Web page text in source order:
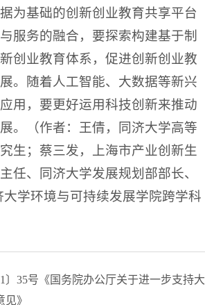
为基础的创新创业教育共享平台
服务的融合，要探索构建基于制
创业教育体系，促进创新创业教
。随着人工智能、大数据等新兴
用，要更好运用科技创新来推动
。（作者：王倩，同济大学高等
生；蔡三发，上海市产业创新生
任、同济大学发展规划部部长、
学环境与可持续发展学院跨学科
〕35号《国务院办公厅关于进一步支持大
》